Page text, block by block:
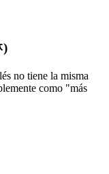
)
no tiene la misma
como "más